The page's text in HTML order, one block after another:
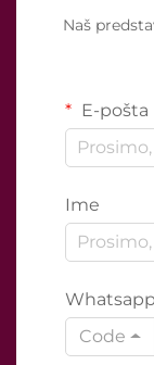
Naš
E-pošta
Ime
Whatsapp
Code